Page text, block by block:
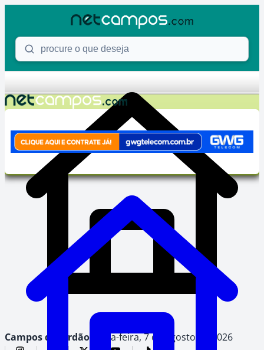
Procure o que deseja
Campos do Jordão, sexta-feira, 7 de agosto de 2026